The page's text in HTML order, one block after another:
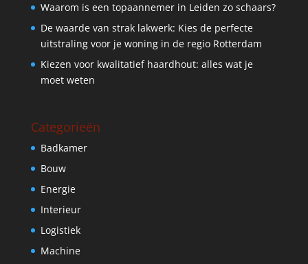
Waarom is een topaannemer in Leiden zo schaars?
De waarde van strak lakwerk: Kies de perfecte
uitstraling voor je woning in de regio Rotterdam
Kiezen voor kwalitatief haardhout: alles wat je
moet weten
Categorieën
Badkamer
Bouw
Energie
Interieur
Logistiek
Machine